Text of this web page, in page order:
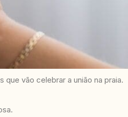
vão celebrar a união na praia.